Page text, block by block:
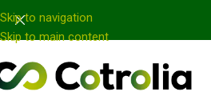
Panneau de gestion des cookies
Skip to navigation
Skip to main content